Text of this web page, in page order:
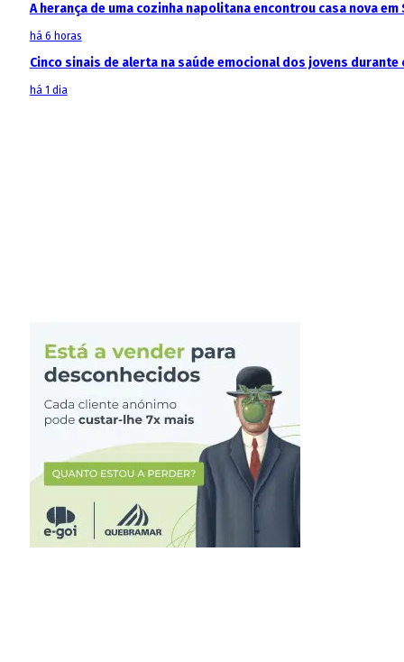
A herança de uma cozinha napolitana encontrou casa nova em
há 6 horas
Cinco sinais de alerta na saúde emocional dos jovens durante
há 1 dia